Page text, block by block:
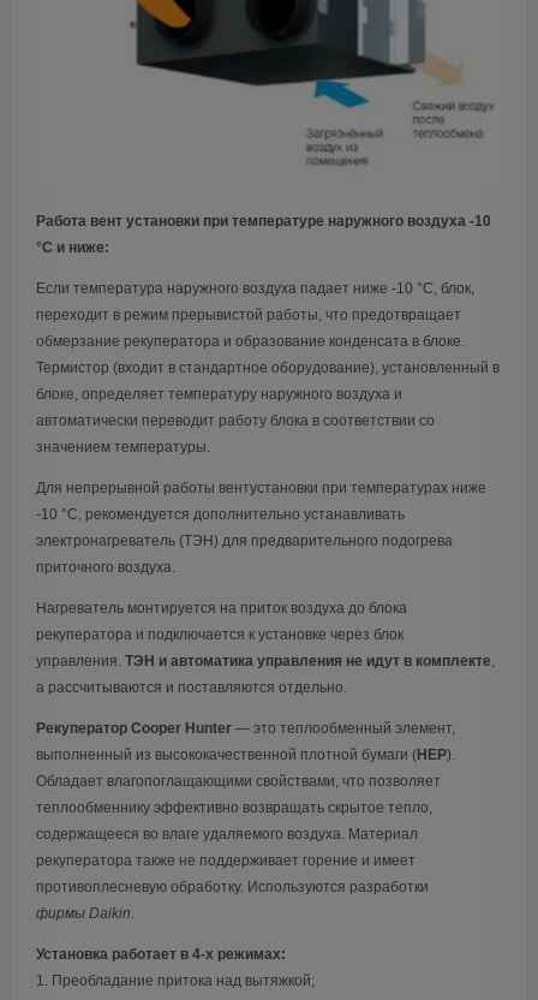
Работа вент установки при температуре наружного воздуха -10
°С и ниже:
Если температура наружного воздуха падает ниже -10 °С, блок,
переходит в режим прерывистой работы, что предотвращает
обмерзание рекуператора и образование конденсата в блоке.
Термистор (входит в стандартное оборудование), установленный в
блоке, определяет температуру наружного воздуха и
автоматически переводит работу блока в соответствии со
значением температуры.
Для непрерывной работы вентустановки при температурах ниже
-10 °С, рекомендуется дополнительно устанавливать
электронагреватель (ТЭН) для предварительного подогрева
приточного воздуха.
Нагреватель монтируется на приток воздуха до блока
рекуператора и подключается к установке через блок
управления. ТЭН и автоматика управления не идут в комплекте,
а рассчитываются и поставляются отдельно.
Рекуператор Сooper Hunter— это теплообменный элемент,
выполненный из высококачественной плотной бумаги (НЕР).
Обладает влагопоглащающими свойствами, что позволяет
теплообменнику эффективно возвращать скрытое тепло,
содержащееся во влаге удаляемого воздуха. Материал
рекуператора также не поддерживает горение и имеет
противоплесневую обработку. Используются разработки
фирмы Daikin.
Установка работает в 4-х режимах:
1. Преобладание притока над вытяжкой;